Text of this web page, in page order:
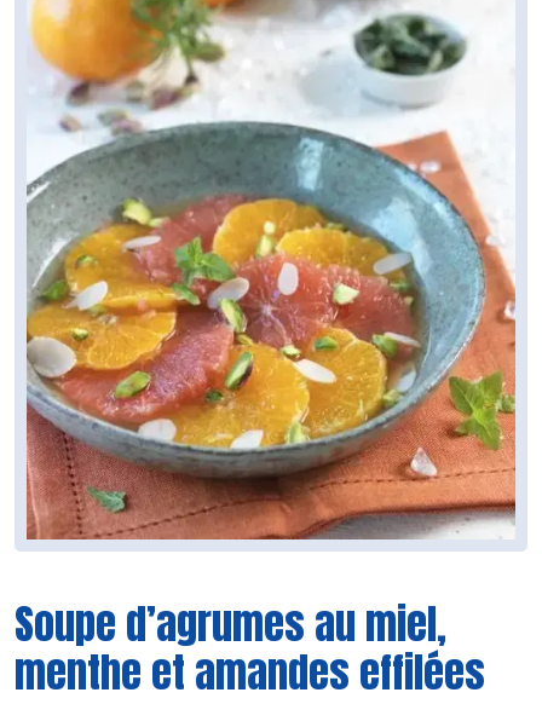
Soupe d’agrumes au miel,
menthe et amandes effilées